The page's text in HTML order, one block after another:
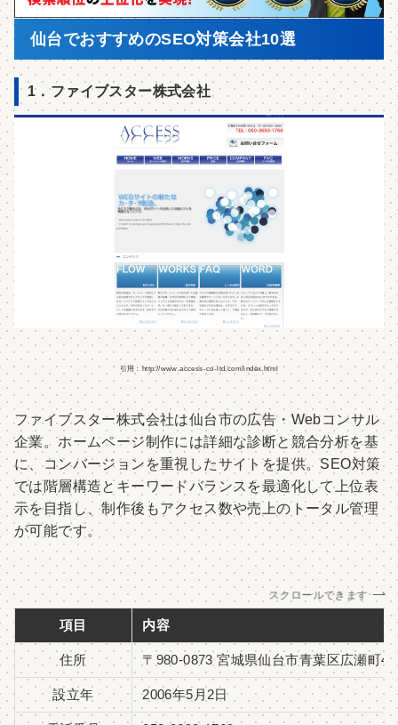
仙台でおすすめのSEO対策会社10選
1．ファイブスター株式会社
引用：http://www.access-co-ltd.com/index.html
ファイブスター株式会社は仙台市の広告・Webコンサル
企業。ホームページ制作には詳細な診断と競合分析を基
に、コンバージョンを重視したサイトを提供。SEO対策
では階層構造とキーワードバランスを最適化して上位表
示を目指し、制作後もアクセス数や売上のトータル管理
が可能です。
スクロールできます
項目 内容
住所 〒980-0873 宮城県仙台市青葉区広瀬町4-
設立年 2006年5月2日